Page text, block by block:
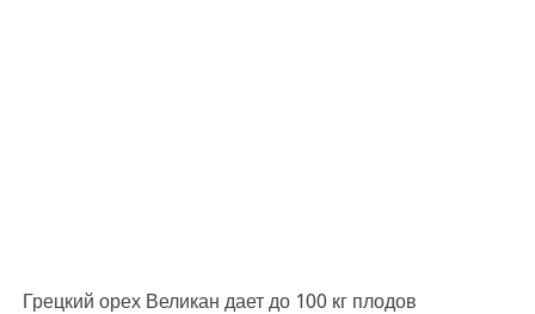
Грецкий орех Великан дает до 100 кг плодов